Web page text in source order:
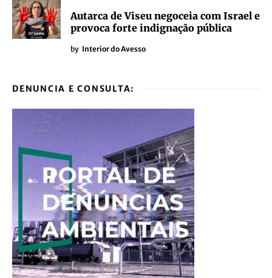
Autarca de Viseu negoceia com Israel e
provoca forte indignação pública
by Interior do Avesso
DENUNCIA E CONSULTA: